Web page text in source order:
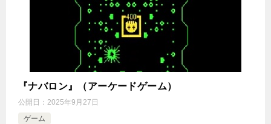
『ナバロン』（アーケードゲーム）
公開日： 2025年9月27日
ゲーム